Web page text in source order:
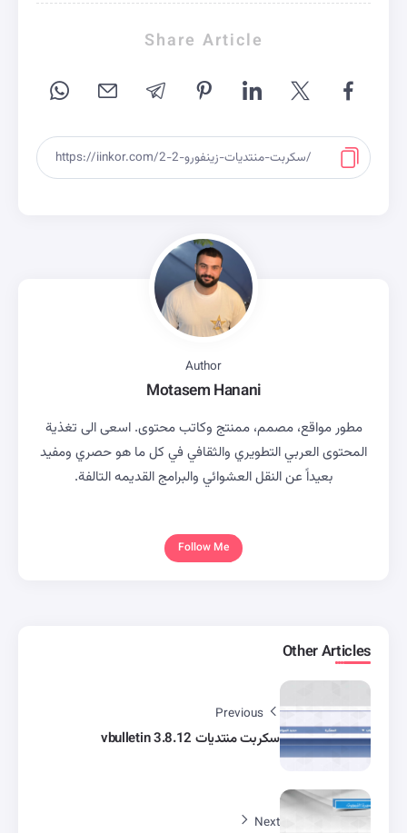
Share Article
Author
Motasem Hanani
مطور مواقع، مصمم، ممنتج وكاتب محتوى. اسعى الى تغذية
المحتوى العربي التطويري والثقافي في كل ما هو حصري ومفيد
بعيداً عن النقل العشوائي والبرامج القديمه التالفة.
Follow Me
Other Articles
Previous
سكربت منتديات vbulletin 3.8.12
Next